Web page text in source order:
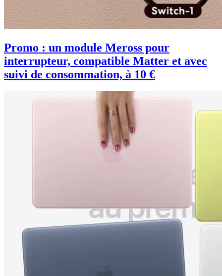
Promo : un module Meross pour
interrupteur, compatible Matter et avec
suivi de consommation, à 10 €